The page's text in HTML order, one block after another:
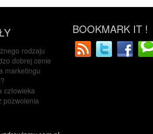
rodzaju
dobrej cenie
marketingu
człowieka
pozwolenia
BOOKMARK IT !